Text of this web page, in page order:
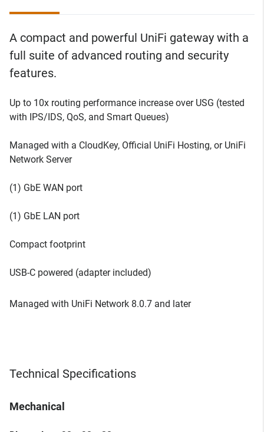
A compact and powerful UniFi gateway with a
full suite of advanced routing and security
features.
Up to 10x routing performance increase over USG (tested
with IPS/IDS, QoS, and Smart Queues)
Managed with a CloudKey, Official UniFi Hosting, or UniFi
Network Server
(1) GbE WAN port
(1) GbE LAN port
Compact footprint
USB-C powered (adapter included)
Managed with UniFi Network 8.0.7 and later
Technical Specifications
Mechanical